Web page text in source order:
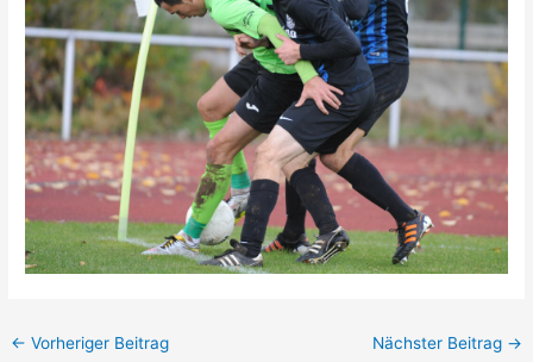
← Vorheriger Beitrag Nächster Beitrag →